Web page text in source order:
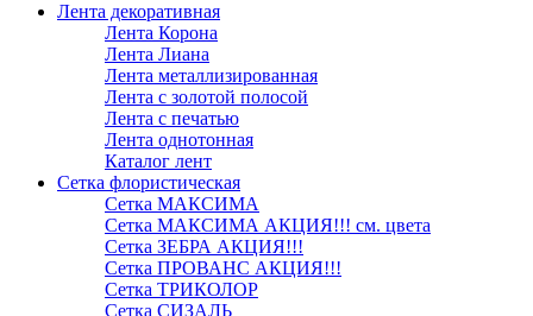
Лента декоративная
Лента Корона
Лента Лиана
Лента металлизированная
Лента с золотой полосой
Лента с печатью
Лента однотонная
Каталог лент
Сетка флористическая
Сетка МАКСИМА
Сетка МАКСИМА АКЦИЯ!!! см. цвета
Сетка ЗЕБРА АКЦИЯ!!!
Сетка ПРОВАНС АКЦИЯ!!!
Сетка ТРИКОЛОР
Сетка СИЗАЛЬ